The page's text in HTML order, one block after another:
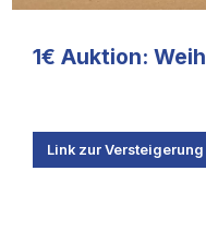
1€ Auktion:
Link zur Versteigerung